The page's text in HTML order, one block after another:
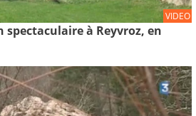
VIDEO
à Reyvroz, en